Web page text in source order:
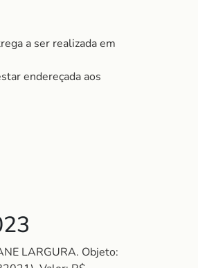
a ser realizada em
endereçada aos
LARGURA. Objeto: